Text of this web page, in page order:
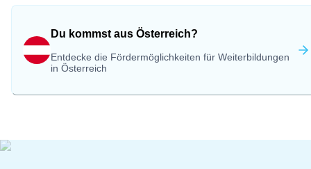
Du kommst aus Österreich?
Entdecke die Fördermöglichkeiten für Weiterbildungen
in Österreich